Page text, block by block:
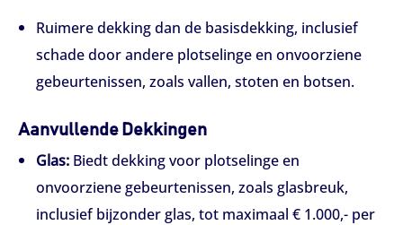
Ruimere dekking dan de basisdekking, inclusief
schade door andere plotselinge en onvoorziene
gebeurtenissen, zoals vallen, stoten en botsen.
Aanvullende Dekkingen
Glas: Biedt dekking voor plotselinge en
onvoorziene gebeurtenissen, zoals glasbreuk,
inclusief bijzonder glas, tot maximaal € 1.000,- per